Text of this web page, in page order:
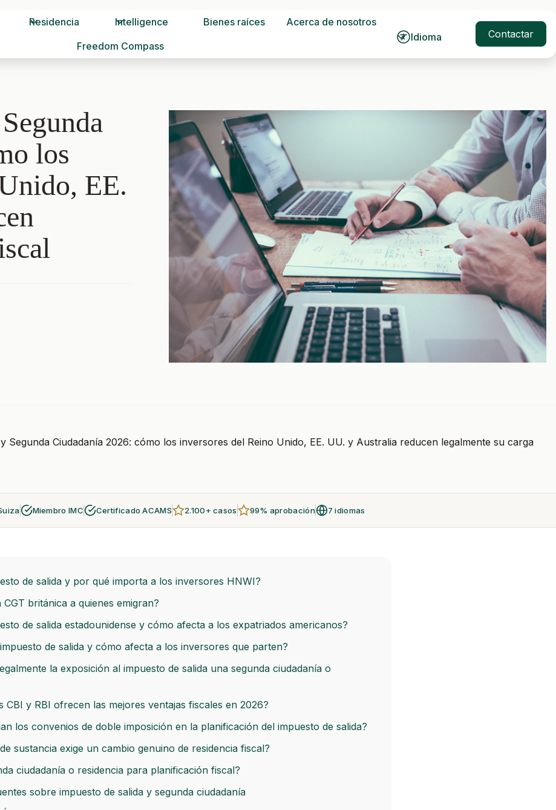
Residencia Intelligence Bienes raíces
Acerca de nosotros
Freedom Compass
Idioma Contactar
los
EE.
Segunda Ciudadanía 2026: cómo los inversores del Reino Unido, EE. UU. y Australia reducen legalmente su carga
Miembro IMC Certificado ACAMS 2.100+ casos 99% aprobación 7 idiomas
de salida y por qué importa a los inversores HNWI?
británica a quienes emigran?
de salida estadounidense y cómo afecta a los expatriados americanos?
de salida y cómo afecta a los inversores que parten?
la exposición al impuesto de salida una segunda ciudadanía o
CBI y RBI ofrecen las mejores ventajas fiscales en 2026?
los convenios de doble imposición en la planificación del impuesto de salida?
sustancia exige un cambio genuino de residencia fiscal?
ciudadanía o residencia para planificación fiscal?
sobre impuesto de salida y segunda ciudadanía